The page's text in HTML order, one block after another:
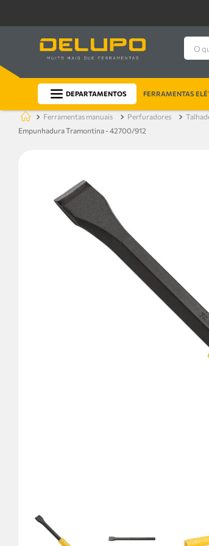
O
DEPARTAMENTOS FERRAMENTAS
ferramentas manuais perfuradores
Empunhadura Tramontina - 42700/912